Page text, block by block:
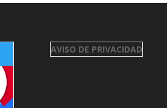
AVISO DE PRIVACIDAD